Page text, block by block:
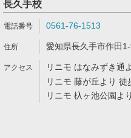
長久手校
0561-76-1513
愛知県長久手市作田
リニモ はなみずき通
リニモ 藤が丘より 徒
リニモ 杁ヶ池公園よ